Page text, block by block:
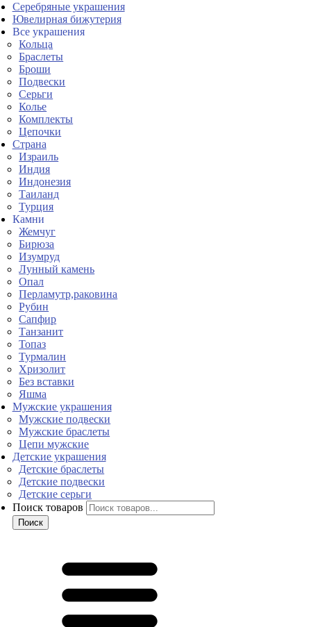
Серебряные украшения
Ювелирная бижутерия
Все украшения
Кольца
Браслеты
Броши
Подвески
Серьги
Колье
Комплекты
Цепочки
Страна
Израиль
Индия
Индонезия
Таиланд
Турция
Камни
Жемчуг
Бирюза
Изумруд
Лунный камень
Опал
Перламутр,раковина
Рубин
Сапфир
Танзанит
Топаз
Турмалин
Хризолит
Без вставки
Яшма
Мужские украшения
Мужские подвески
Мужские браслеты
Цепи мужские
Детские украшения
Детские браслеты
Детские подвески
Детские серьги
Поиск товаров
Поиск